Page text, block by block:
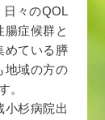
日々のQOL
腸症候群と
めている膵
地域の⽅の
。
小杉病院出